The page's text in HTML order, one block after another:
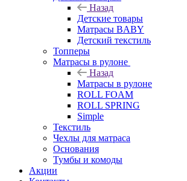
Назад
Детские товары
Матрасы BABY
Детский текстиль
Топперы
Матрасы в рулоне
Назад
Матрасы в рулоне
ROLL FOAM
ROLL SPRING
Simple
Текстиль
Чехлы для матраса
Основания
Тумбы и комоды
Акции